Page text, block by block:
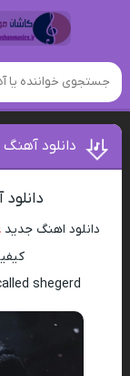
دانلود
دانلود اهنگ جدید
کیفیت 320
shegerd